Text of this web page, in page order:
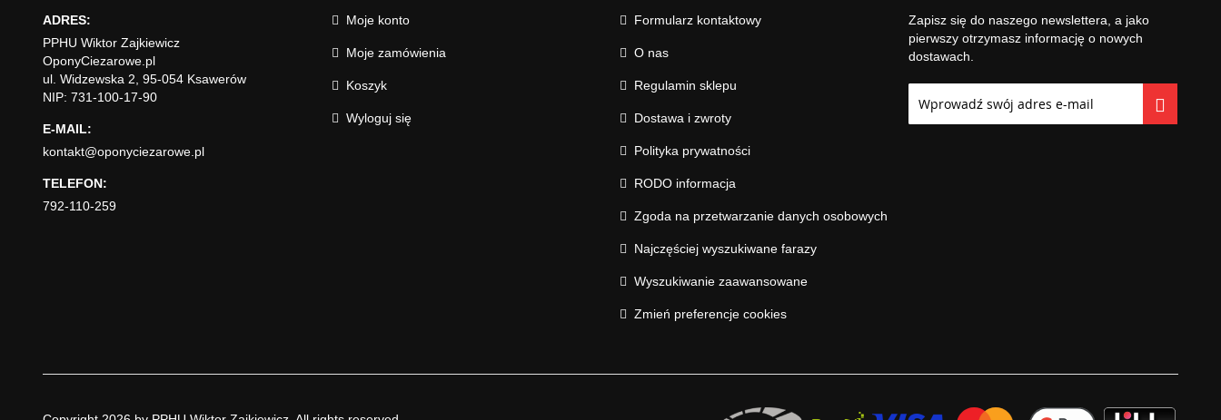
ADRES:
PPHU Wiktor Zajkiewicz
OponyCiezarowe.pl
ul. Widzewska 2, 95-054 Ksawerów
NIP: 731-100-17-90
E-MAIL:
kontakt@oponyciezarowe.pl
TELEFON:
792-110-259
Moje konto
Moje zamówienia
Koszyk
Wyloguj się
Formularz kontaktowy
O nas
Regulamin sklepu
Dostawa i zwroty
Polityka prywatności
RODO informacja
Zgoda na przetwarzanie danych osobowych
Najczęściej wyszukiwane farazy
Wyszukiwanie zaawansowane
Zmień preferencje cookies
Zapisz się do naszego newslettera, a jako
pierwszy otrzymasz informację o nowych
dostawach.
nasz
newsletter: